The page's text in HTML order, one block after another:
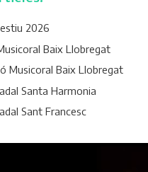
2026
Baix Llobregat
Musicoral Baix Llobregat
Santa Harmonia
Sant Francesc